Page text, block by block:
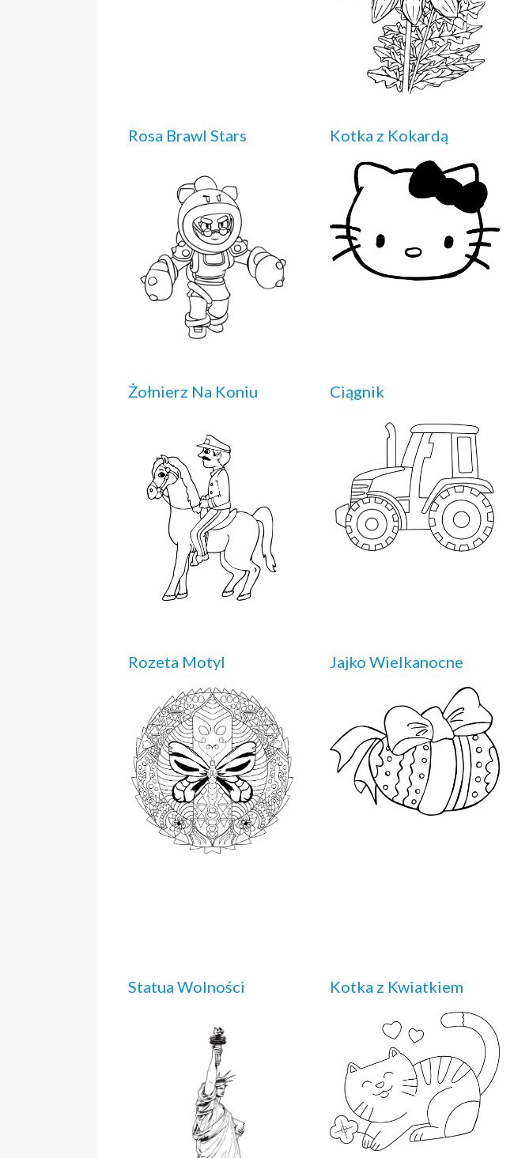
Rosa Brawl Stars Kotka z Kokardą
Żołnierz Na Koniu Ciągnik
Rozeta Motyl Jajko Wielkanocne
Statua Wolności Kotka z Kwiatkiem